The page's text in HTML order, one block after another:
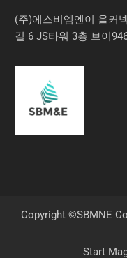
(주)에스비엠엔이 올커
길 6 JS타워 3층 브이
Copyright ©SBMNE
Start